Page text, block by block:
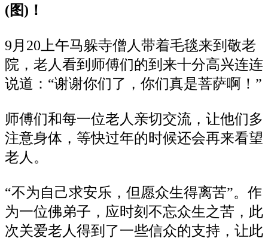
(图)！
9月20上午马躲寺僧人带着毛毯来到敬老
院，老人看到师傅们的到来十分高兴连连
说道：“谢谢你们了，你们真是菩萨啊！”
师傅们和每一位老人亲切交流，让他们多
注意身体，等快过年的时候还会再来看望
老人。
“不为自己求安乐，但愿众生得离苦”。作
为一位佛弟子，应时刻不忘众生之苦，此
次关爱老人得到了一些信众的支持，让此